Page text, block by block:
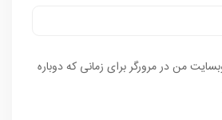
من در مرورگر برای زمانی که دوباره